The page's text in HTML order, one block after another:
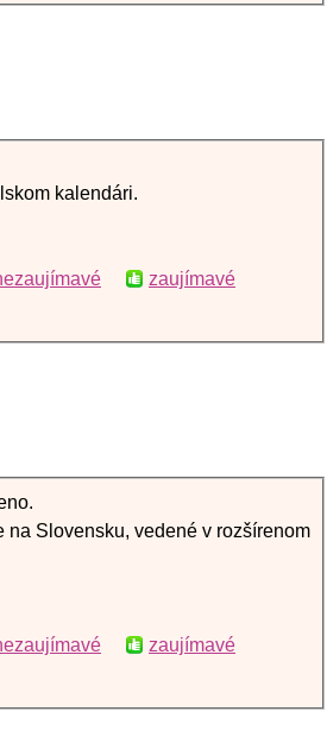
kalendári.
zaujímavé
na Slovensku, vedené v rozšírenom
zaujímavé